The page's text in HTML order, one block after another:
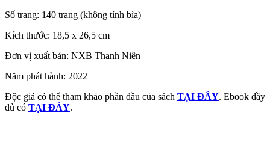
Số trang: 140 trang (không tính bìa)
Kích thước: 18,5 x 26,5 cm
Đơn vị xuất bản: NXB Thanh Niên
Năm phát hành: 2022
Độc giả có thể tham khảo phần đầu của sách TẠI ĐÂY. Ebook đầy
đủ có TẠI ĐÂY.